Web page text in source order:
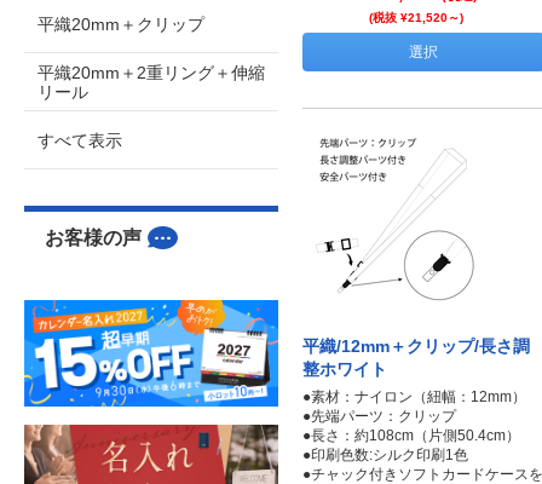
(税抜 ¥21,520～)
選択
平織/12mm＋クリップ/長さ調
整ホワイト
●素材：ナイロン（紐幅：12mm）
●先端パーツ：クリップ
●長さ：約108cm（片側50.4cm）
●印刷色数:シルク印刷1色
●チャック付きソフトカードケースを
平織20mm＋クリップ
平織20mm＋2重リング＋伸縮
リール
すべて表示
お客様の声